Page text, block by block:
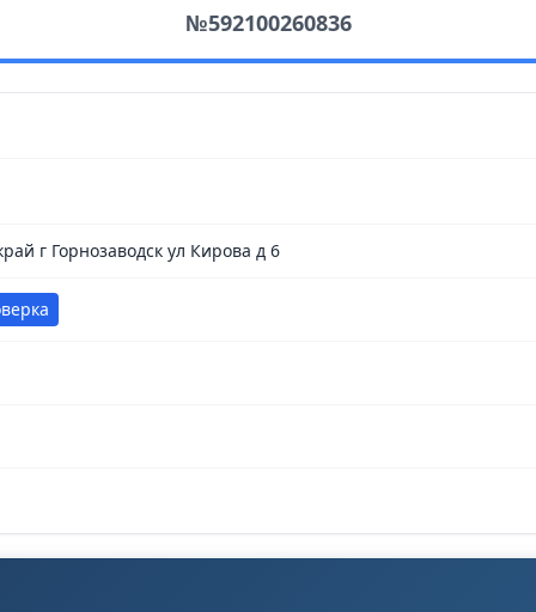
№592100260836
г Горнозаводск ул Кирова д 6